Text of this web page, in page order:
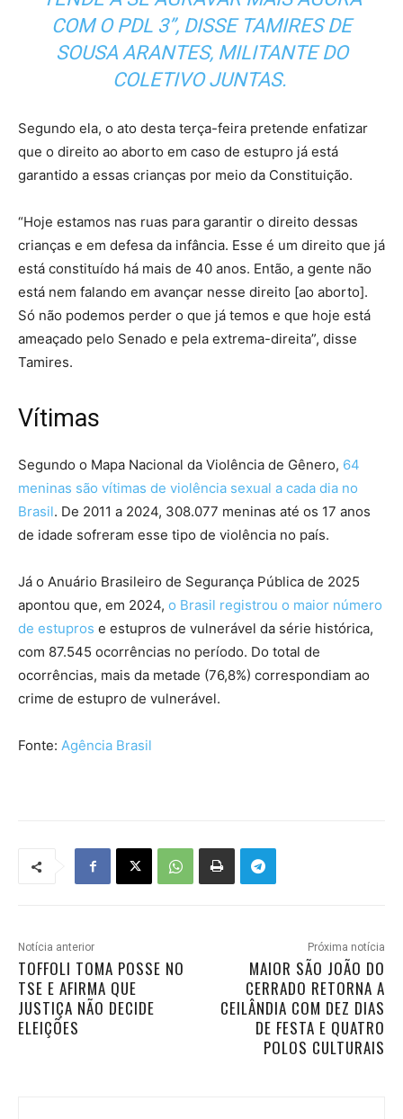
COM O PDL 3”, DISSE TAMIRES DE
SOUSA ARANTES, MILITANTE DO
COLETIVO JUNTAS.
Segundo ela, o ato desta terça-feira pretende enfatizar
que o direito ao aborto em caso de estupro já está
garantido a essas crianças por meio da Constituição.
“Hoje estamos nas ruas para garantir o direito dessas
crianças e em defesa da infância. Esse é um direito que já
está constituído há mais de 40 anos. Então, a gente não
está nem falando em avançar nesse direito [ao aborto].
Só não podemos perder o que já temos e que hoje está
ameaçado pelo Senado e pela extrema-direita”, disse
Tamires.
Vítimas
Segundo o Mapa Nacional da Violência de Gênero, 64
meninas são vítimas de violência sexual a cada dia no
Brasil. De 2011 a 2024, 308.077 meninas até os 17 anos
de idade sofreram esse tipo de violência no país.
Já o Anuário Brasileiro de Segurança Pública de 2025
apontou que, em 2024, o Brasil registrou o maior número
de estupros e estupros de vulnerável da série histórica,
com 87.545 ocorrências no período. Do total de
ocorrências, mais da metade (76,8%) correspondiam ao
crime de estupro de vulnerável.
Fonte: Agência Brasil
Notícia anterior
TOFFOLI TOMA POSSE NO
TSE E AFIRMA QUE
JUSTIÇA NÃO DECIDE
ELEIÇÕES
Próxima notícia
MAIOR SÃO JOÃO DO
CERRADO RETORNA A
CEILÂNDIA COM DEZ DIAS
DE FESTA E QUATRO
POLOS CULTURAIS